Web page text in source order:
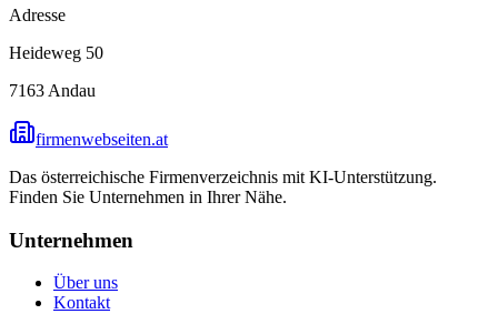
Adresse
Heideweg 50
7163 Andau
firmenwebseiten.at
Das österreichische Firmenverzeichnis mit KI-Unterstützung.
Finden Sie Unternehmen in Ihrer Nähe.
Unternehmen
Über uns
Kontakt